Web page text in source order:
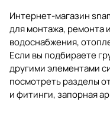
Интернет-магазин
для монтажа, ремонта
водоснабжения,
Если вы подбираете
другими элементами
посмотреть разделы
и фитинги,запорная